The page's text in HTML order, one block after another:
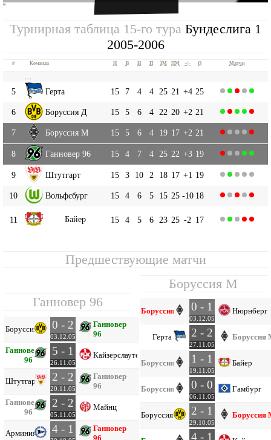
''
Турнирная таблица 15-го тура Бундеслига 1
2005-2006
# Команда И В Н П ЗМ ПМ +|- О Матчи
5
Герта 15 7 4 4 25 21 +4 25
6 Боруссия Д 15 5 6 4 22 20 +2 21
7 Боруссия М 15 5 6 4 19 17 +2 21
8 Ганновер 96 15 4 7 4 25 22 +3 19
9 Штутгарт 15 3 10 2 18 17 +1 19
10 Вольфсбург 15 4 6 5 15 25 -10 18
11 Байер 15 4 5 6 23 25 -2 17
Предшествующие матчи
Ганновер 96
Боруссия Д 0 - 2
03.12.05
Ганновер
96
Ганновер
96
5 - 1
26.11.05
Кайзерслаутерн
Штутгарт 2 - 2
20.11.05
Ганновер
96
Ганновер
96
2 - 2
05.11.05
Майнц
Арминия 4 - 1
Ганновер
96
Боруссия М
Боруссия М 0 - 1
03.12.05
Нюрнберг
Герта 2 - 2
27.11.05
Боруссия
Боруссия М 1 - 1
19.11.05
Байер
Боруссия М 0 - 0
06.11.05
Гамбург
Боруссия Д 2 - 1
29.10.05
Боруссия
4 - 1